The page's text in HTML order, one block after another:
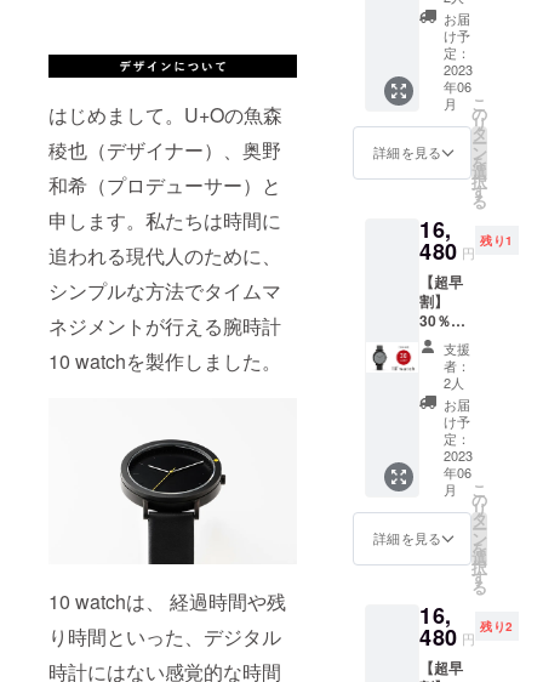
はじめまして。U+Oの魚森
稜也（デザイナー）、奥野
和希（プロデューサー）と
申します。私たちは時間に
追われる現代人のために、
シンプルな方法でタイムマ
ネジメントが行える腕時計
10 watchを製作しました。
10 watchは、 経過時間や残
り時間といった、デジタル
時計にはない感覚的な時間
開発、
各種ク
ラウド
ファン
ディン
グ成功
レポー
ト大公
てきた
知見や
想いな
どを惜
しげも
なくま
とめた
冊子を
データ
にてお
送りさ
せてい
ただき
ます。
これか
ら個人
で何か
いる方
やクラ
ウド
ファン
002／先
着3名様
限定 ・
watch
のモデ
ル
002〈SI
LVER ×
green〉
［一般
販売予
定価格
23,540
円(税
込・送
料込み)
の30％
割引］
・オリ
ジナル
ウォッ
BOX（
定価
2,000円
ン・仕
様は変
更にな
る可能
お届
け予
定：
2023
年06
月
詳細を見る
こ
の
リ
タ
ー
ン
を
選
択
す
る
16,
480 円
残り1
【超早
割】
30％OF
F！10
watch
モデル
003／先
着3名様
限定 ・
watch
のモデ
ル
003〈B
LACK ×
white〉
［一般
販売予
定価格
23,540
支援
者：
2人
お届
け予
定：
2023
年06
月
詳細を見る
こ
の
リ
タ
ー
ン
を
選
択
す
る
16,
480 円
残り2
【超早